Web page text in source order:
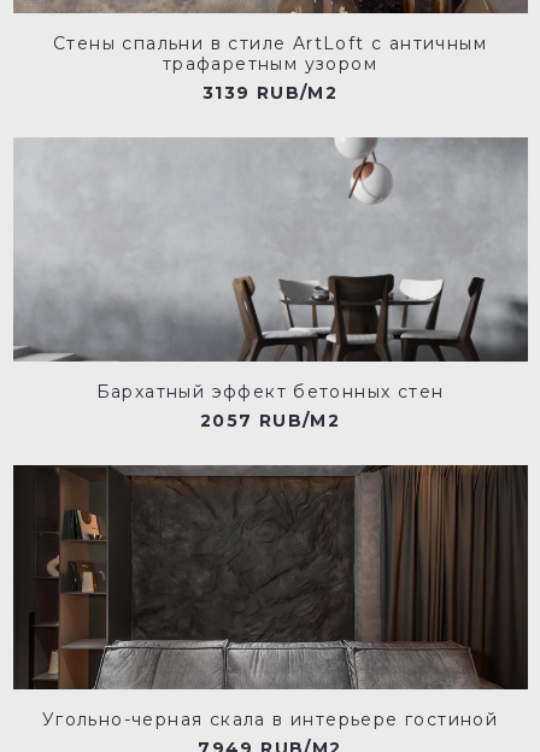
Стены спальни в стиле ArtLoft с античным
трафаретным узором
3139 RUB/M2
Бархатный эффект бетонных стен
2057 RUB/M2
Угольно-черная скала в интерьере гостиной